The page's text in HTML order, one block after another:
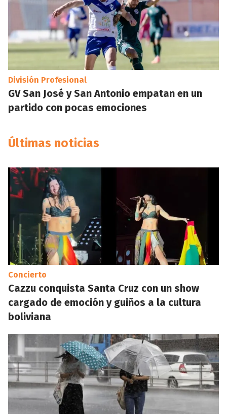
División Profesional
GV San José y San Antonio empatan en un
partido con pocas emociones
Últimas noticias
Concierto
Cazzu conquista Santa Cruz con un show
cargado de emoción y guiños a la cultura
boliviana